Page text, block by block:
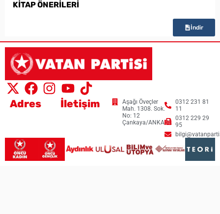
KİTAP ÖNERİLERİ
İndir
Adres
Aşağı Öveçler
Mah. 1308. Sok.
No: 12
Çankaya/ANKARA
İletişim
0312 231 81
11
0312 229 29
95